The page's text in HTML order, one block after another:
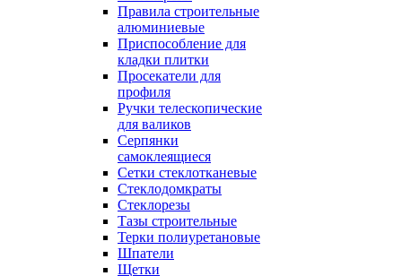
Правила строительные
алюминиевые
Приспособление для
кладки плитки
Просекатели для
профиля
Ручки телескопические
для валиков
Серпянки
самоклеящиеся
Сетки стеклотканевые
Стеклодомкраты
Стеклорезы
Тазы строительные
Терки полиуретановые
Шпатели
Щетки